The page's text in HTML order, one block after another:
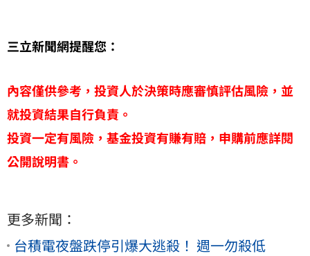
三立新聞網提醒您：
內容僅供參考，投資人於決策時應審慎評估風險，並
就投資結果自行負責。
投資一定有風險，基金投資有賺有賠，申購前應詳閱
公開說明書。
更多新聞：
台積電夜盤跌停引爆大逃殺！ 週一勿殺低